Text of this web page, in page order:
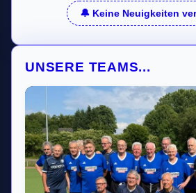
🔔 Keine Neuigkeiten
UNSERE TEAMS...